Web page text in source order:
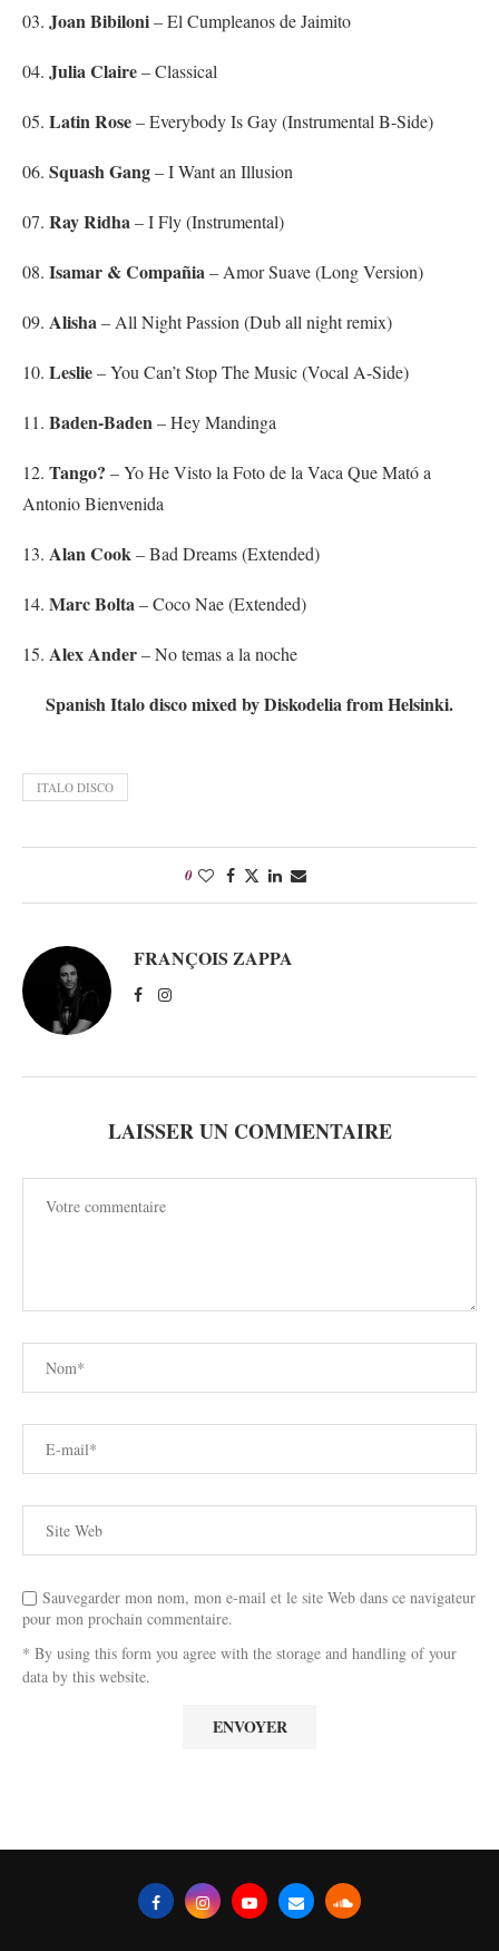
03. Joan Bibiloni– El Cumpleanos de Jaimito
04. Julia Claire– Classical
05. Latin Rose– Everybody Is Gay (Instrumental B-Side)
06. Squash Gang– I Want an Illusion
07. Ray Ridha– I Fly (Instrumental)
08. Isamar & Compañia– Amor Suave (Long Version)
09. Alisha– All Night Passion (Dub all night remix)
10. Leslie– You Can’t Stop The Music (Vocal A-Side)
11. Baden-Baden– Hey Mandinga
12. Tango? – Yo He Visto la Foto de la Vaca Que Mató a
Antonio Bienvenida
13. Alan Cook– Bad Dreams (Extended)
14. Marc Bolta– Coco Nae (Extended)
15. Alex Ander– No temas a la noche
Spanish Italo disco mixed by Diskodelia from Helsinki.
ITALO DISCO
0
FRANÇOIS ZAPPA
LAISSER UN COMMENTAIRE
Sauvegarder mon nom, mon e-mail et le site Web dans ce navigateur
pour mon prochain commentaire.
* By using this form you agree with the storage and handling of your
data by this website.